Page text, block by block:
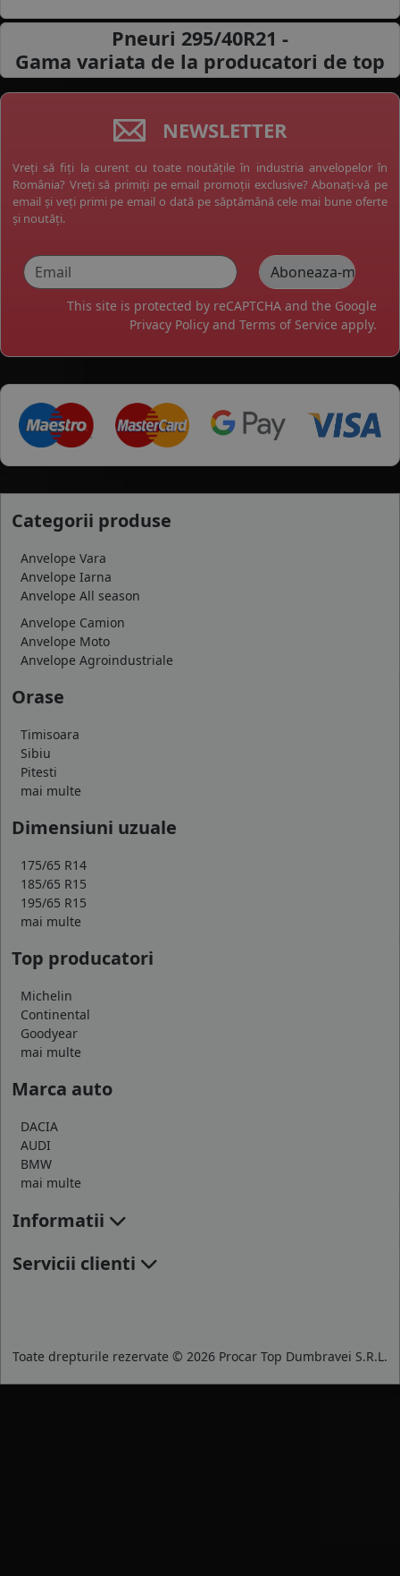
Pneuri 295/40R21 -
Gama variata de la producatori de top
NEWSLETTER
Vreți să fiți la curent cu toate noutățile în industria anvelopelor în
România? Vreți să primiți pe email promoții exclusive? Abonați-vă pe
email și veți primi pe email o dată pe săptămână cele mai bune oferte
și noutăți.
This site is protected by reCAPTCHA and the Google
Privacy Policy and Terms of Service apply.
Categorii produse
Anvelope Vara
Anvelope Iarna
Anvelope All season
Anvelope Camion
Anvelope Moto
Anvelope Agroindustriale
Orase
Timisoara
Sibiu
Pitesti
mai multe
Dimensiuni uzuale
175/65 R14
185/65 R15
195/65 R15
mai multe
Top producatori
Michelin
Continental
Goodyear
mai multe
Marca auto
DACIA
AUDI
BMW
mai multe
Informatii
Servicii clienti
Toate drepturile rezervate © 2026 Procar Top Dumbravei S.R.L.